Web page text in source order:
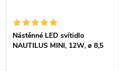
Nástěnné LED svítidlo
NAUTILUS MINI, 12W, ø 8,5